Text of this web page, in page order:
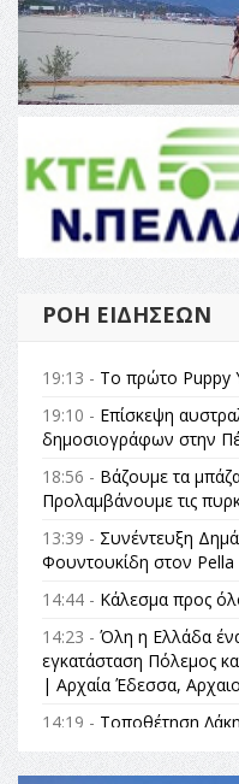
ΡΟΉ ΕΙΔΉΣΕΩΝ
19:13 - Το πρώτο Puppy
19:10 - Επίσκεψη
δημοσιογράφων στην
18:56 - Βάζουμε τα
Προλαμβάνουμε τις
13:39 - Συνέντευξη
Φουντουκίδη στον Pella
14:44 - Κάλεσμα προς
14:23 - Όλη η Ελλάδα
εγκατάσταση Πόλεμος
| Αρχαία Έδεσσα,
14:19 - Τοποθέτηση
Αναθεώρηση του
θεσμικές διαδικασίες